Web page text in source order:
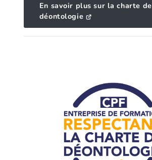
En savoir plus sur la charte de
déontologie